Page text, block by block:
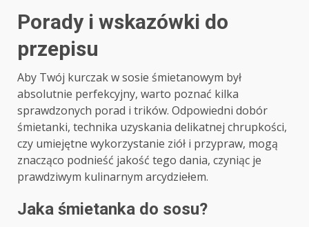
Porady i wskazówki do
przepisu
Aby Twój kurczak w sosie śmietanowym był
absolutnie perfekcyjny, warto poznać kilka
sprawdzonych porad i trików. Odpowiedni dobór
śmietanki, technika uzyskania delikatnej chrupkości,
czy umiejętne wykorzystanie ziół i przypraw, mogą
znacząco podnieść jakość tego dania, czyniąc je
prawdziwym kulinarnym arcydziełem.
Jaka śmietanka do sosu?